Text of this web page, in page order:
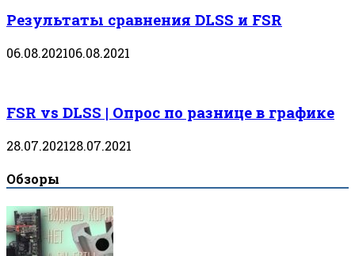
Результаты сравнения DLSS и FSR
06.08.202106.08.2021
FSR vs DLSS | Опрос по разнице в графике
28.07.202128.07.2021
Обзоры